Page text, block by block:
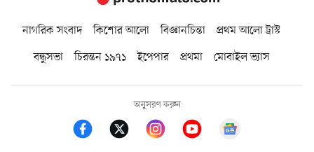
নাগরিক সংবাদ কিশোর আলো বিজ্ঞানচিন্তা
প্রথম আলো ট্রাস্ট
বন্ধুসভা
চিরন্তন ১৯৭১ ইপেপার প্রথমা মোবাইল ভ্যাস
অনুসরণ করুন